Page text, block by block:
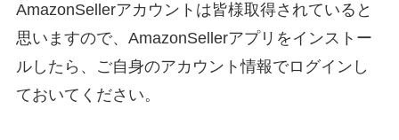
AmazonSellerアカウントは皆様取得されていると
思いますので、AmazonSellerアプリをインストー
ルしたら、ご自身のアカウント情報でログインし
ておいてください。